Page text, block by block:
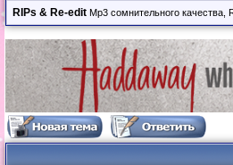
RIPs & Re-edit Mp3 сомнительного